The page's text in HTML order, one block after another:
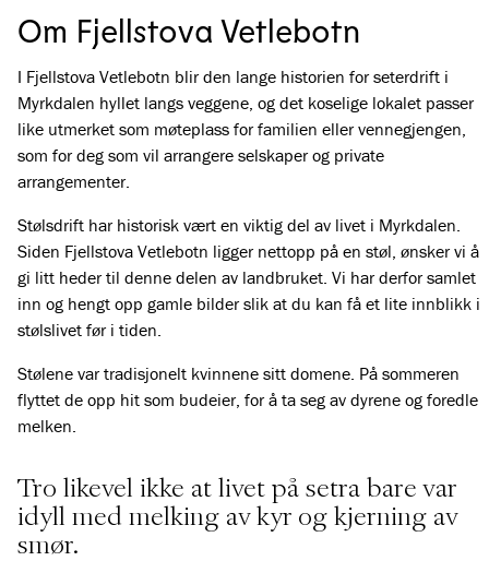
Om Fjellstova Vetlebotn
I Fjellstova Vetlebotn blir den lange historien for seterdrift i
Myrkdalen hyllet langs veggene, og det koselige lokalet passer
like utmerket som møteplass for familien eller vennegjengen,
som for deg som vil arrangere selskaper og private
arrangementer.
Stølsdrift har historisk vært en viktig del av livet i Myrkdalen.
Siden Fjellstova Vetlebotn ligger nettopp på en støl, ønsker vi å
gi litt heder til denne delen av landbruket. Vi har derfor samlet
inn og hengt opp gamle bilder slik at du kan få et lite innblikk i
stølslivet før i tiden.
Stølene var tradisjonelt kvinnene sitt domene. På sommeren
flyttet de opp hit som budeier, for å ta seg av dyrene og foredle
melken.
Tro likevel ikke at livet på setra bare var
idyll med melking av kyr og kjerning av
smør.